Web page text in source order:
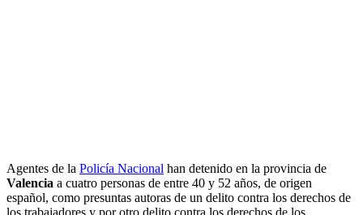
Agentes de la Policía Nacional han detenido en la provincia de
Valencia a cuatro personas de entre 40 y 52 años, de origen
español, como presuntas autoras de un delito contra los derechos de